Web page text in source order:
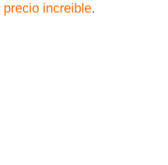
precio increible.